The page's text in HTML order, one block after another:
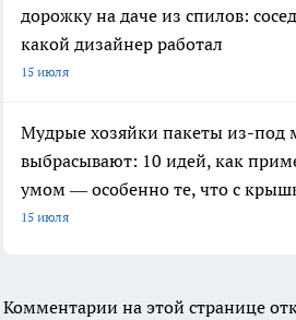
дорожку на даче из спилов:
какой дизайнер работал
15 июля
Мудрые хозяйки пакеты из-под
выбрасывают: 10 идей, как
умом — особенно те, что с
15 июля
Комментарии на этой странице